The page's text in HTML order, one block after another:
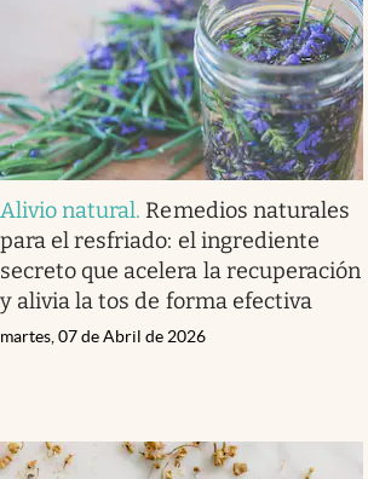
Alivio natural. Remedios naturales
para el resfriado: el ingrediente
secreto que acelera la recuperación
y alivia la tos de forma efectiva
martes, 07 de Abril de 2026